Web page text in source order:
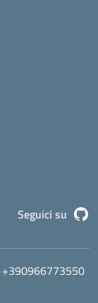
Seguici su
+390966773550